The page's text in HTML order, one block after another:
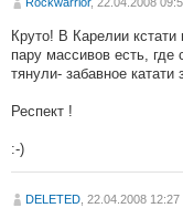
Круто! В Карелии
пару массивов есть,
тянули- забавное катати
Респект !
:-)
DELETED , 22.04.2008 12:27